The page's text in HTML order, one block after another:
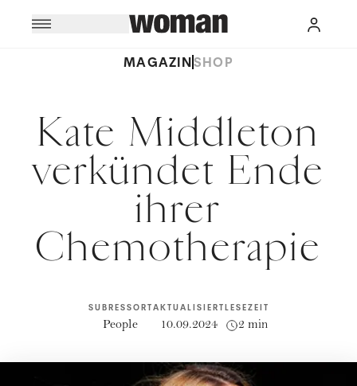
MAGAZINSHOP
Kate Middleton
verkündet Ende
ihrer
Chemotherapie
SUBRESSORT
People
AKTUALISIERT
10.09.2024
LESEZEIT
2 min